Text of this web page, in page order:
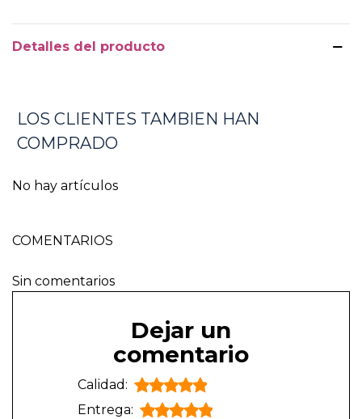
Detalles del producto
LOS CLIENTES TAMBIEN HAN
COMPRADO
No hay artículos
COMENTARIOS
Sin comentarios
Dejar un
comentario
Calidad:
Entrega: